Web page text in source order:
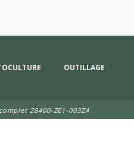
OUTILLAGE
28400-ZE1-003ZA